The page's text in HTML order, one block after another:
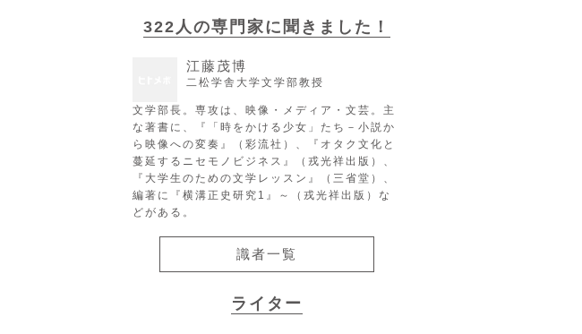
322人の専門家に聞きました！
江藤茂博
二松学舎大学文学部教授
文学部長。専攻は、映像・メディア・文芸。主
な著書に、『「時をかける少女」たち－小説か
ら映像への変奏』（彩流社）、『オタク文化と
蔓延するニセモノビジネス』（戎光祥出版）、
『大学生のための文学レッスン』（三省堂）、
編著に『横溝正史研究1』～（戎光祥出版）な
どがある。
識者一覧
ライター